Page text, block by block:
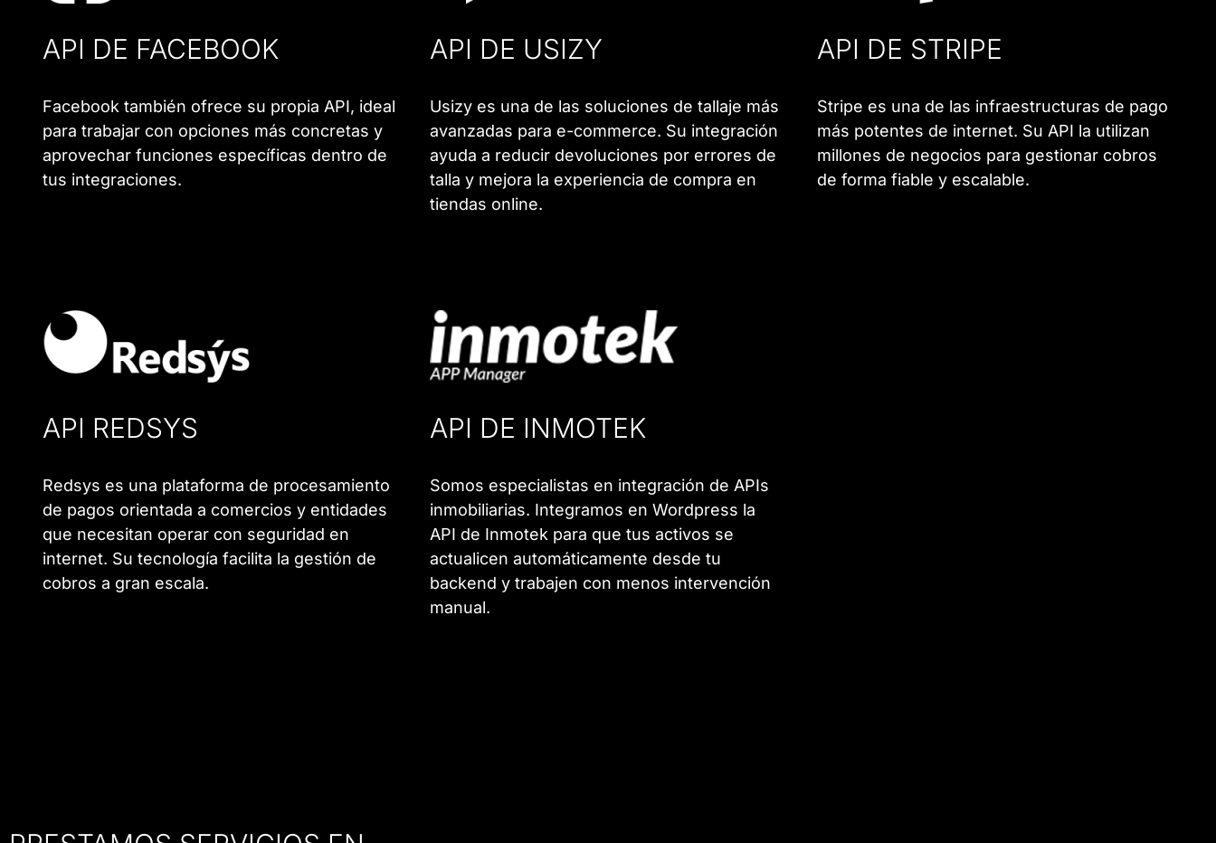
API DE FACEBOOK
Facebook también ofrece su propia API, ideal
para trabajar con opciones más concretas y
aprovechar funciones específicas dentro de
tus integraciones.
API DE USIZY
Usizy es una de las soluciones de tallaje más
avanzadas para e-commerce. Su integración
ayuda a reducir devoluciones por errores de
talla y mejora la experiencia de compra en
tiendas online.
API DE STRIPE
Stripe es una de las infraestructuras de pago
más potentes de internet. Su API la utilizan
millones de negocios para gestionar cobros
de forma fiable y escalable.
API REDSYS
Redsys es una plataforma de procesamiento
de pagos orientada a comercios y entidades
que necesitan operar con seguridad en
internet. Su tecnología facilita la gestión de
cobros a gran escala.
API DE INMOTEK
Somos especialistas en integración de APIs
inmobiliarias. Integramos en Wordpress la
API de Inmotek para que tus activos se
actualicen automáticamente desde tu
backend y trabajen con menos intervención
manual.